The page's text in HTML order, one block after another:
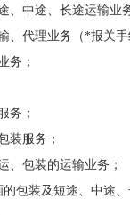
、中途、长途运输业
、代理业务（*报关
务；
务；
装服务；
、包装的运输业务；
包装及短途、中途